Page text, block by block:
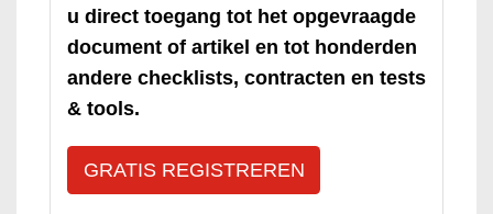
u direct toegang tot het opgevraagde
document of artikel en tot honderden
andere checklists, contracten en tests
& tools.
GRATIS REGISTREREN